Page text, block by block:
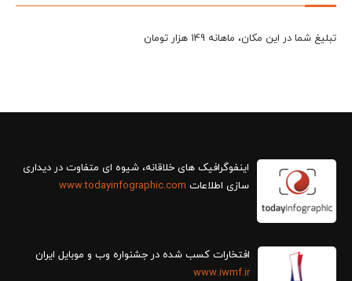
تبلیغ شما در این مکان، ماهانه 149 هزار تومان
سازی اطلاعات www.todayinfographic.com
افتخارات کسب شده در جشنواره وب و موبایل ایران
www.iwmf.ir